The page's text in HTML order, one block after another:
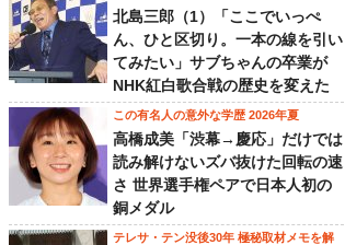
北島三郎（1）「ここでいっぺ
ん、ひと区切り。一本の線を引い
てみたい」サブちゃんの卒業が
NHK紅白歌合戦の歴史を変えた
この有名人の意外な学歴 2026年夏
高橋成美「渋幕→慶応」だけでは
読み解けないズバ抜けた回転の速
さ 世界選手権ペアで日本人初の
銅メダル
テレサ・テン没後30年 極秘取材メモを解